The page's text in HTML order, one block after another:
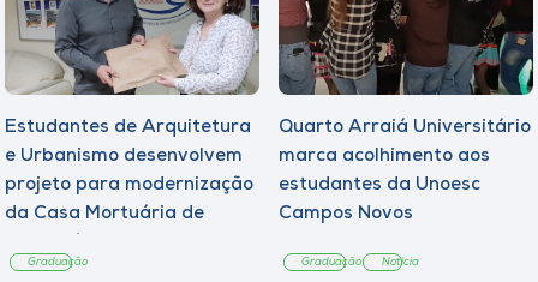
Estudantes de Arquitetura
e Urbanismo desenvolvem
projeto para modernização
da Casa Mortuária de
Graduação
Quarto Arraiá Universitário
marca acolhimento aos
estudantes da Unoesc
Campos Novos
Graduação Notícia